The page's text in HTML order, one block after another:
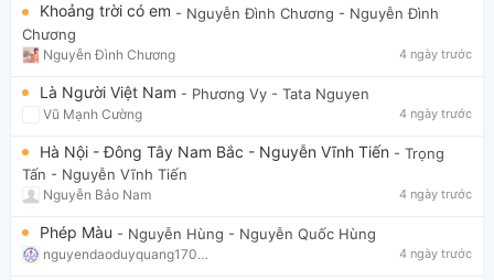
Khoảng trời có em - Nguyễn Đình Chương - Nguyễn Đình
Chương
Nguyễn Đình Chương 4 ngày trước
Là Người Việt Nam - Phương Vy - Tata Nguyen
Vũ Mạnh Cường 4 ngày trước
Hà Nội - Đông Tây Nam Bắc - Nguyễn Vĩnh Tiến - Trọng
Tấn - Nguyễn Vĩnh Tiến
Nguyễn Bảo Nam 4 ngày trước
Phép Màu - Nguyễn Hùng - Nguyễn Quốc Hùng
nguyendaoduyquang17021 4 ngày trước